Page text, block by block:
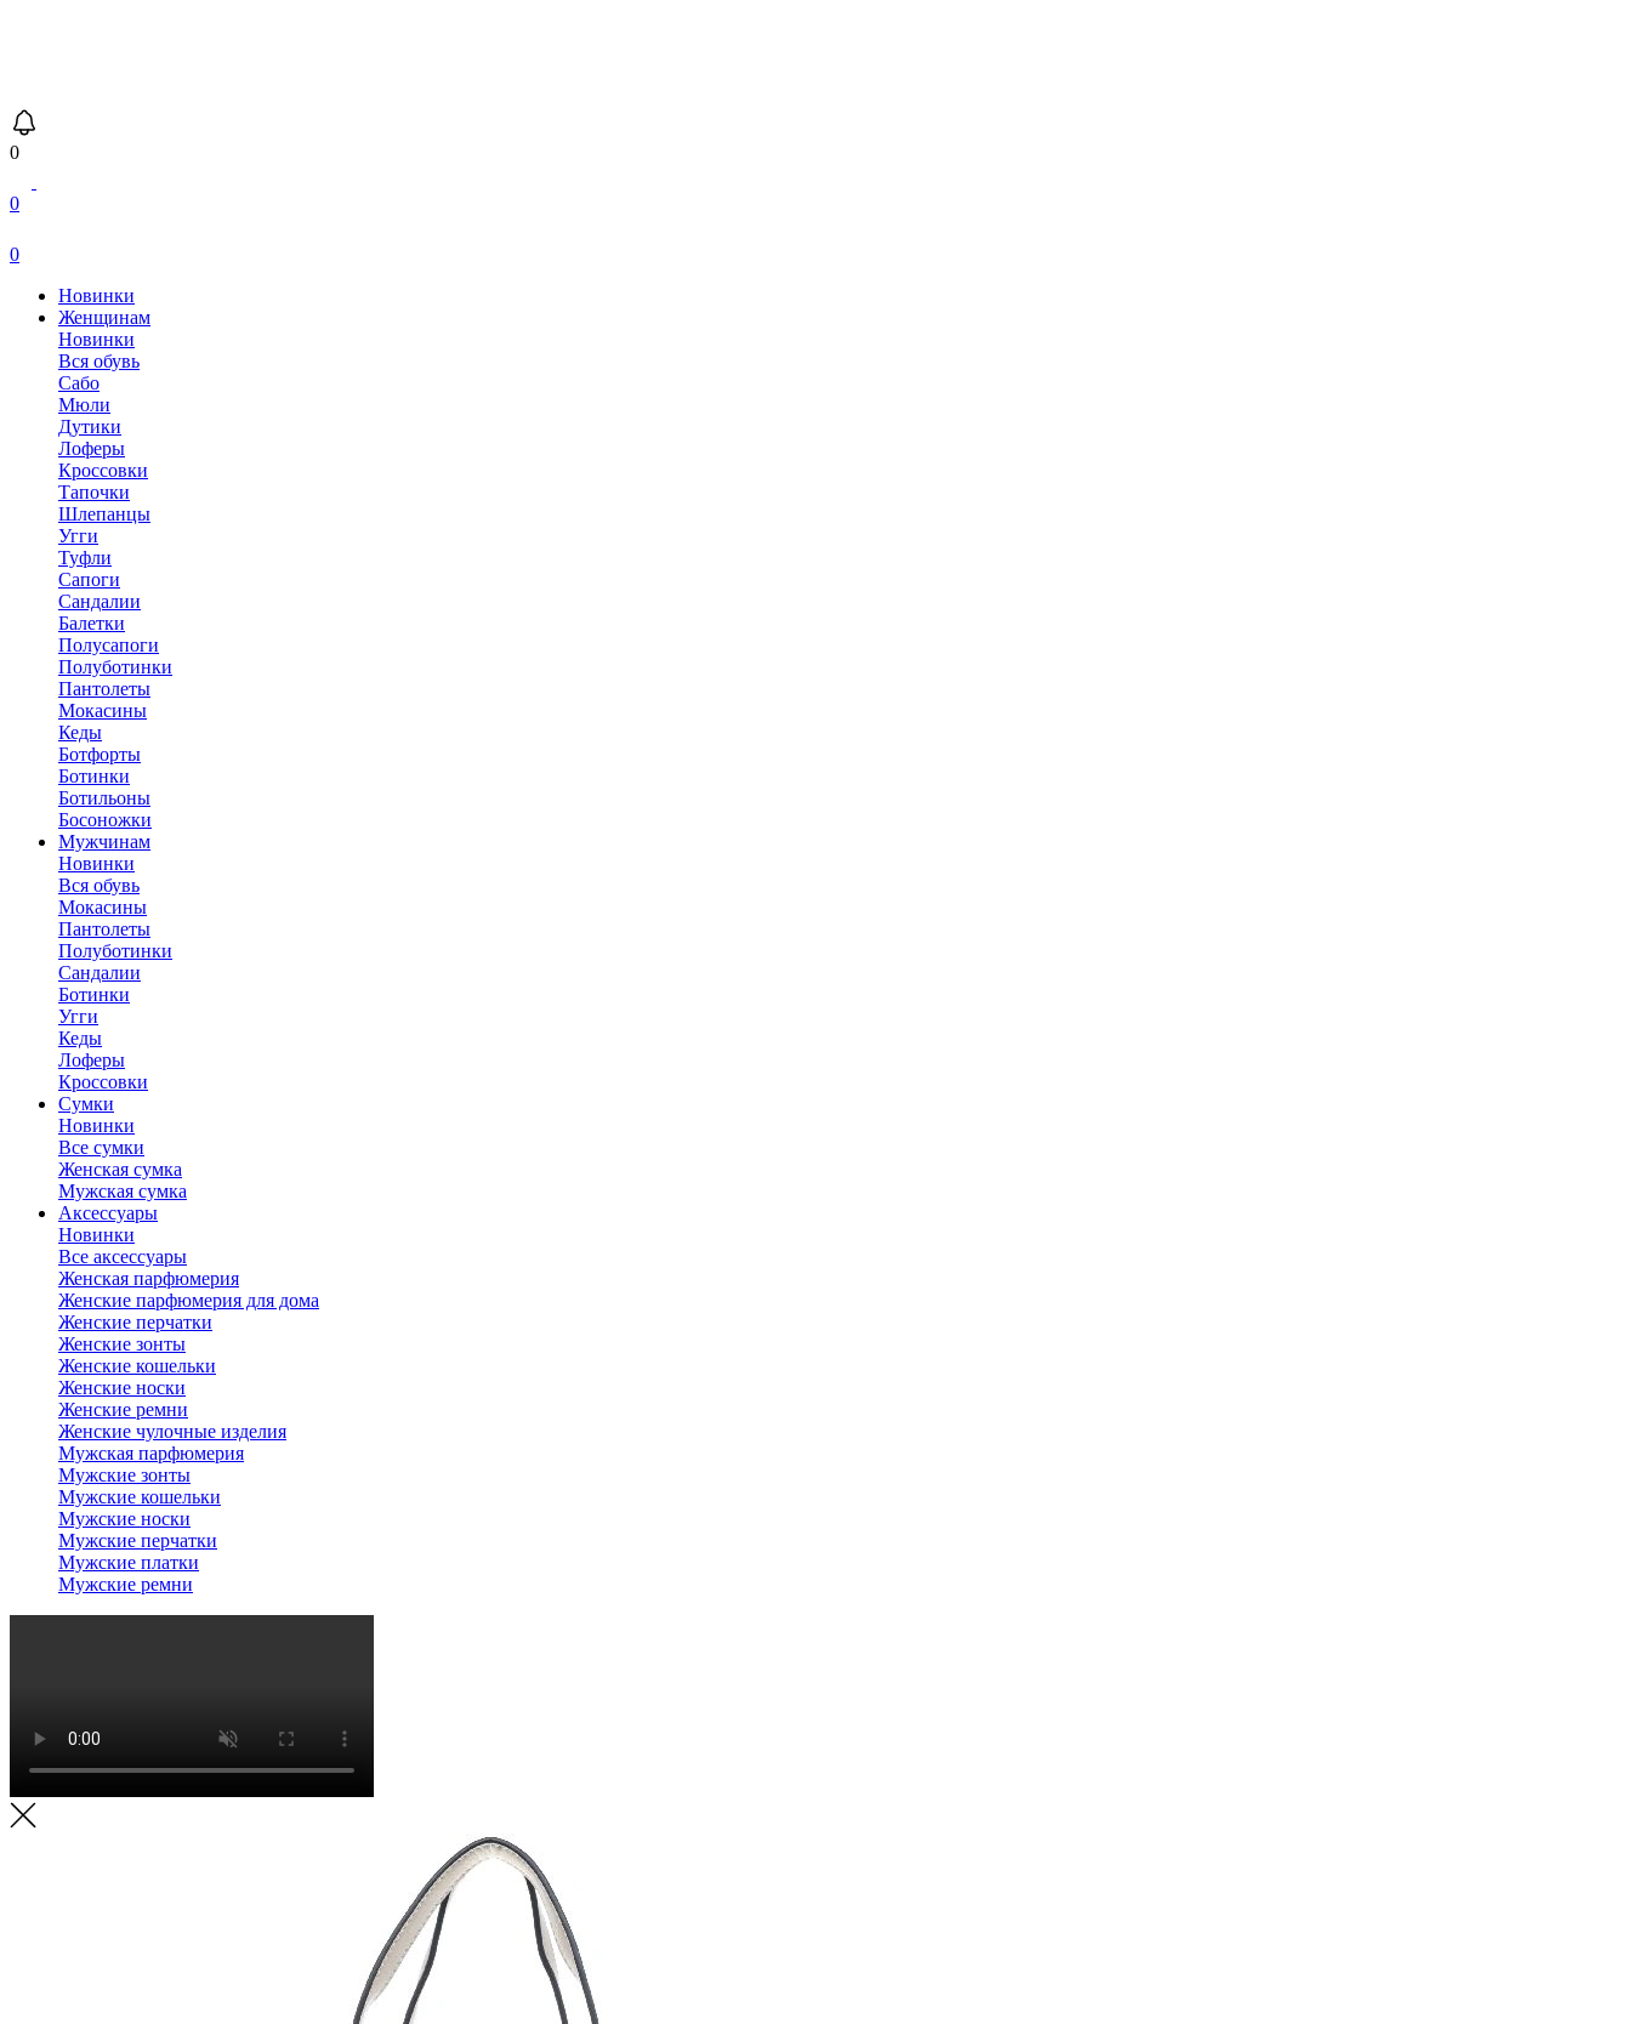
0
0
0
Новинки
Женщинам
Новинки
Вся обувь
Сабо
Мюли
Дутики
Лоферы
Кроссовки
Тапочки
Шлепанцы
Угги
Туфли
Сапоги
Сандалии
Балетки
Полусапоги
Полуботинки
Пантолеты
Мокасины
Кеды
Ботфорты
Ботинки
Ботильоны
Босоножки
Мужчинам
Новинки
Вся обувь
Мокасины
Пантолеты
Полуботинки
Сандалии
Ботинки
Угги
Кеды
Лоферы
Кроссовки
Сумки
Новинки
Все сумки
Женская сумка
Мужская сумка
Аксессуары
Новинки
Все аксессуары
Женская парфюмерия
Женские парфюмерия для дома
Женские перчатки
Женские зонты
Женские кошельки
Женские носки
Женские ремни
Женские чулочные изделия
Мужская парфюмерия
Мужские зонты
Мужские кошельки
Мужские носки
Мужские перчатки
Мужские платки
Мужские ремни